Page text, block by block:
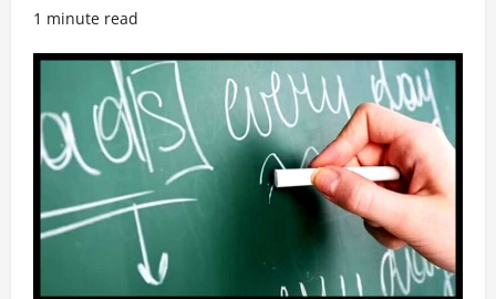
1 minute read